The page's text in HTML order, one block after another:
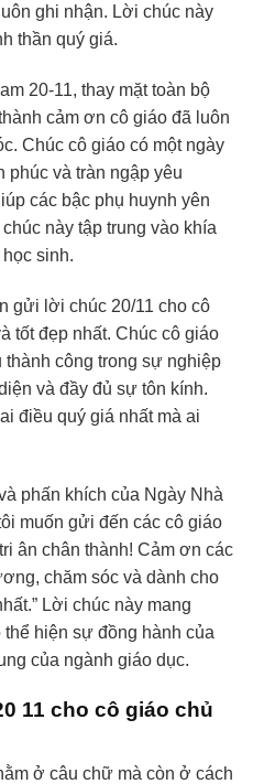
ghi nhận. Lời chúc này
thần quý giá.
20-11, thay mặt toàn bộ
cảm ơn cô giáo đã luôn
Chúc cô giáo có một ngày
phúc và tràn ngập yêu
các bậc phụ huynh yên
này tập trung vào khía
sinh.
gửi lời chúc 20/11 cho cô
tốt đẹp nhất. Chúc cô giáo
thành công trong sự nghiệp
và đầy đủ sự tôn kính.
điều quý giá nhất mà ai
phấn khích của Ngày Nhà
muốn gửi đến các cô giáo
ân chân thành! Cảm ơn các
chăm sóc và dành cho
Lời chúc này mang
hiện sự đồng hành của
của ngành giáo dục.
11 cho cô giáo chủ
ở câu chữ mà còn ở cách